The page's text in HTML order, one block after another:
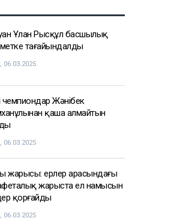
Ұлан Рысқұл басшылық
тағайындалды
06.03.2025
чемпиондар Жәнібек
қаша алмайтын
06.03.2025
жарысы: ерлер арасындағы
жарыста ел намысын
қорғайды
06.03.2025